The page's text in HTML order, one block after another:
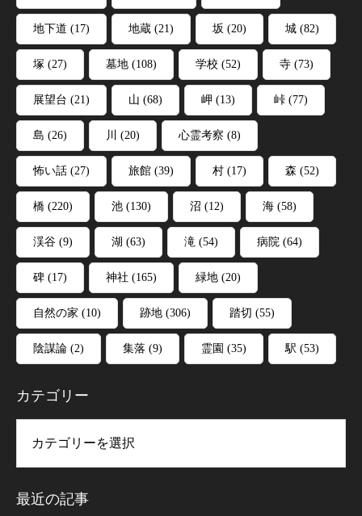
地下道 (17) 地蔵 (21) 坂 (20) 城 (82)
塚 (27) 墓地 (108) 学校 (52) 寺 (73)
展望台 (21) 山 (68) 岬 (13) 峠 (77)
島 (26) 川 (20) 心霊考察 (8)
怖い話 (27) 旅館 (39) 村 (17) 森 (52)
橋 (220) 池 (130) 沼 (12) 海 (58)
渓谷 (9) 湖 (63) 滝 (54) 病院 (64)
碑 (17) 神社 (165) 緑地 (20)
自然の家 (10) 跡地 (306) 踏切 (55)
陰謀論 (2) 集落 (9) 霊園 (35) 駅 (53)
カテゴリー
最近の記事